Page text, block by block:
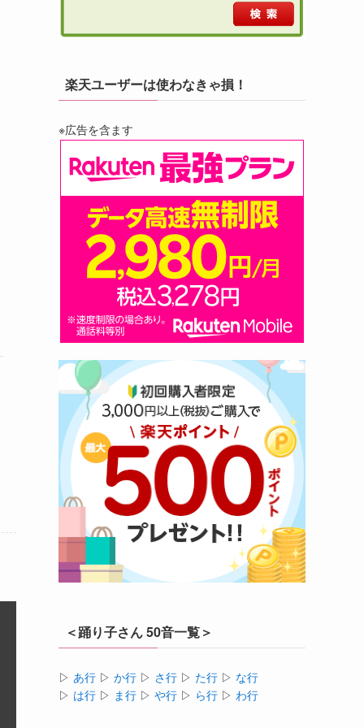
楽天ユーザーは使わなきゃ損！
※広告を含ます
＜踊り子さん 50音一覧＞
▷ あ行 ▷ か行 ▷ さ行 ▷ た行 ▷ な行
▷ は行 ▷ ま行 ▷ や行 ▷ ら行 ▷ わ行